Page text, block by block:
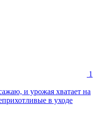
1
и урожая хватает на
в уходе